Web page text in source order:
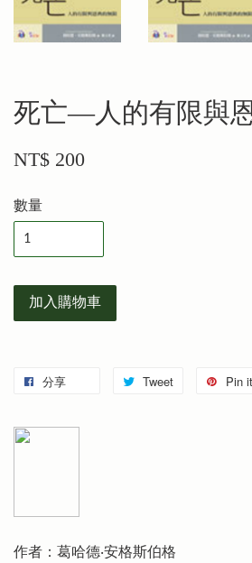
死亡—人的有限與
NT$ 200
數量
加入購物車
分享 Tweet Pin it
作者：葛哈德‧安格斯伯格